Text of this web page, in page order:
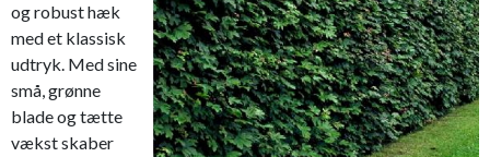
og robust hæk
med et klassisk
udtryk. Med sine
små, grønne
blade og tætte
vækst skaber